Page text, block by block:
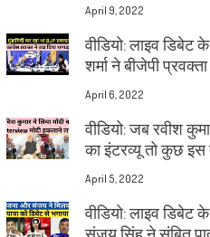
April 9, 2022
वीडियो: लाइव डिबेट
शर्मा ने बीजेपी
April 6, 2022
वीडियो: जब रवीश
का इंटरव्यू तो कुछ
April 5, 2022
वीडियो: लाइव